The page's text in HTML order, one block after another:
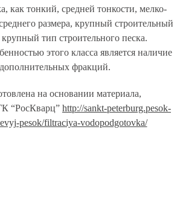
как тонкий, средней тонкости, мелко-
размера, крупный строительный
тип строительного песка.
этого класса является наличие
фракций.
на основании материала,
“РосКварц” http://sankt-peterburg.pesok-
pesok/filtraciya-vodopodgotovka/